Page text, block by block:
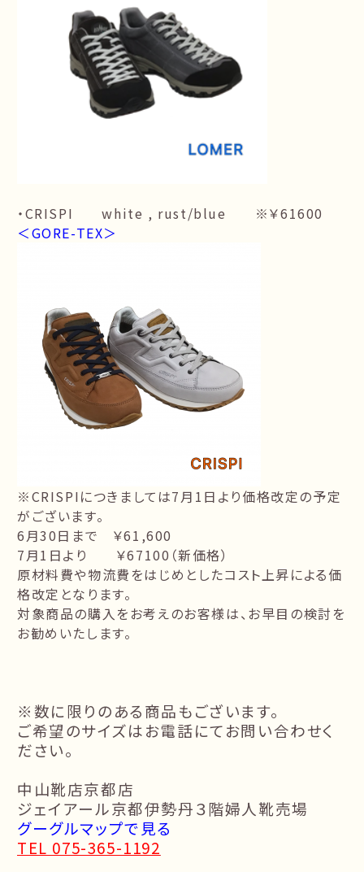
・CRISPI white , rust/blue ※￥61600
＜GORE-TEX＞
※CRISPIにつきましては7月1日より価格改定の予定
がございます。
6月30日まで ￥61,600
7月1日より ￥67100（新価格）
原材料費や物流費をはじめとしたコスト上昇による価
格改定となります。
対象商品の購入をお考えのお客様は、お早目の検討を
お勧めいたします。
※数に限りのある商品もございます。
ご希望のサイズはお電話にてお問い合わせく
ださい。
中山靴店京都店
ジェイアール京都伊勢丹３階婦人靴売場
グーグルマップで見る
TEL 075-365-1192